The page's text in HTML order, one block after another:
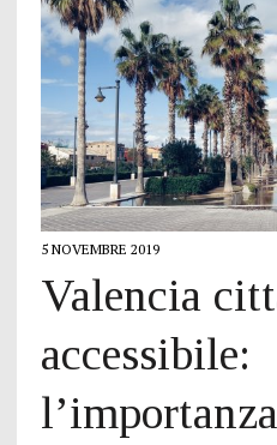
5 NOVEMBRE 2019
Valencia
accessibile: